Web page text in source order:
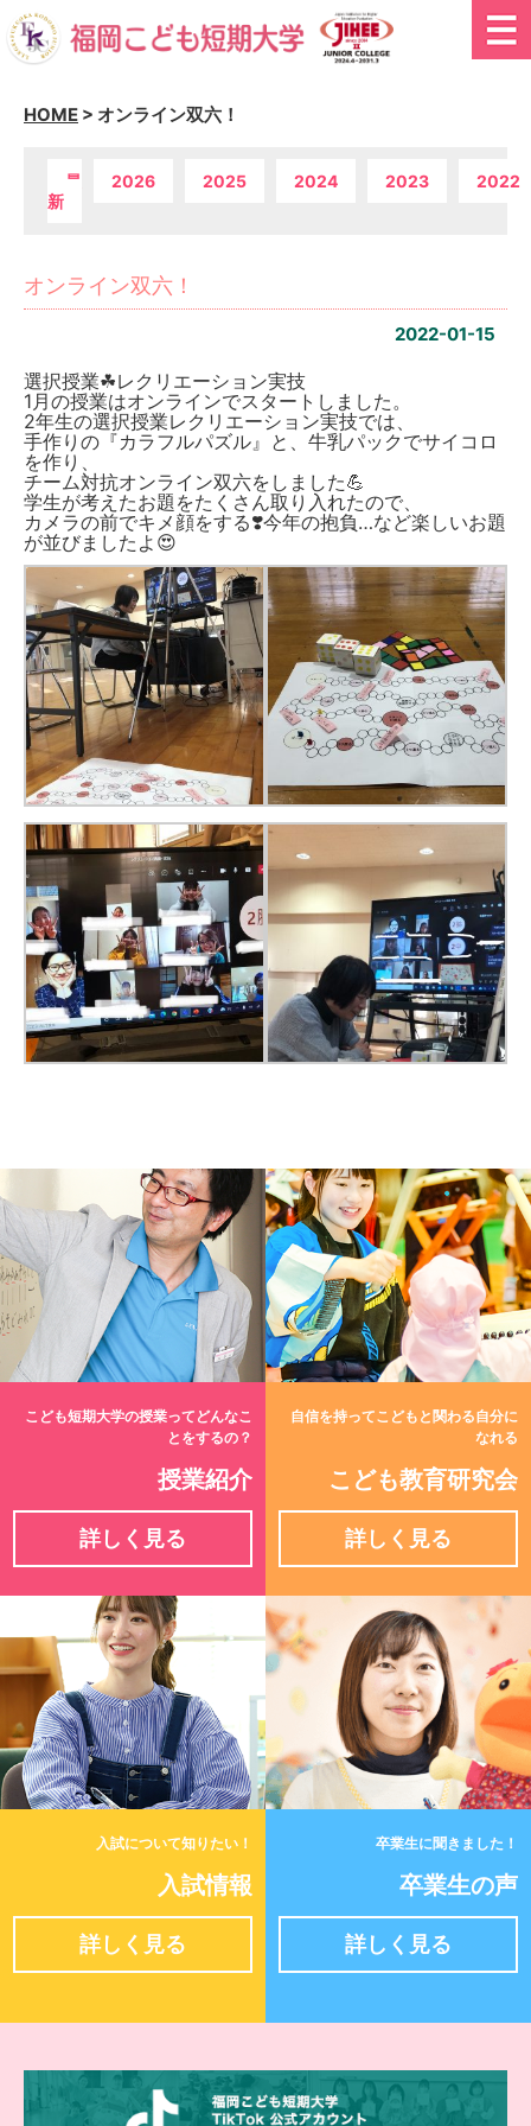
HOME > オンライン双六！
最
新
2026 2025 2024 2023 2022
オンライン双六！
2022-01-15
選択授業☘レクリエーション実技
1月の授業はオンラインでスタートしました。
2年生の選択授業レクリエーション実技では、
手作りの『カラフルパズル』と、牛乳パックでサイコロ
を作り、
チーム対抗オンライン双六をしました💪
学生が考えたお題をたくさん取り入れたので、
カメラの前でキメ顔をする❣️今年の抱負…など楽しいお題
が並びましたよ😍
こども短期大学の授業ってどんなこ
とをするの？
授業紹介
詳しく見る
自信を持ってこどもと関わる自分に
なれる
こども教育研究会
詳しく見る
入試について知りたい！
入試情報
詳しく見る
卒業生に聞きました！
卒業生の声
詳しく見る